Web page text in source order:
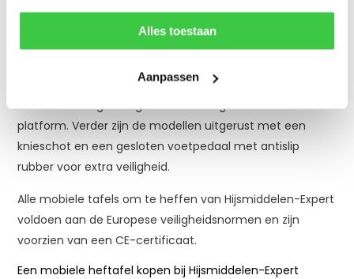
Alles toestaan
Aanpassen
een mobiele heftafel veilig gebruikt te worden. Onze
uitgerust met een daalbeveiliging. Hierdoor bent u
beschermd tegen ongewenste dalingen van het
platform. Verder zijn de modellen uitgerust met een
knieschot en een gesloten voetpedaal met antislip
rubber voor extra veiligheid.
Alle mobiele tafels om te heffen van Hijsmiddelen-Expert
voldoen aan de Europese veiligheidsnormen en zijn
voorzien van een CE-certificaat.
Een mobiele heftafel kopen bij Hijsmiddelen-Expert